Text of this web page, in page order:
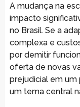
A mudança na
impacto
no Brasil. Se a
complexa e
por demitir
oferta de novas
prejudicial em
um tema central